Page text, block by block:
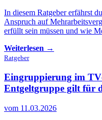
In diesem Ratgeber erfährst
Anspruch auf
erfüllt sein müssen und wie
Weiterlesen →
Ratgeber
Eingruppierung im
Entgeltgruppe gilt für
vom 11.03.2026